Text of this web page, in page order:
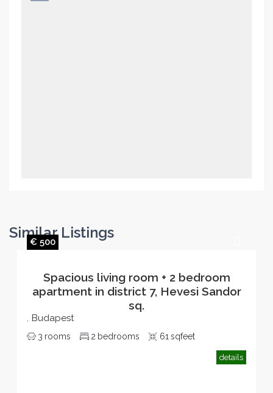
Similar Listings
€ 500
Spacious living room + 2 bedroom
apartment in district 7, Hevesi Sandor
sq.
, Budapest
3 rooms 2 bedrooms 61 sqfeet
details